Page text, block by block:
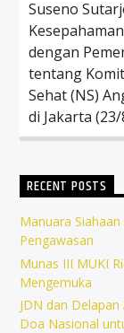
Suseno
dengan
tentang
Sehat (NS)
di Jakarta (23/
RECENT POSTS
Manuara
Pengawasan
Munas III MUKI
Mengemuka
JDN dan
Doa Nasional